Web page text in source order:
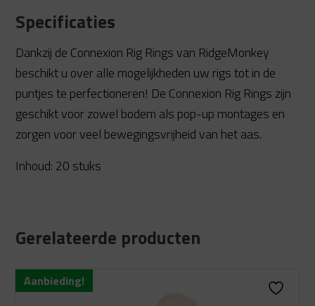
Specificaties
Dankzij de Connexion Rig Rings van RidgeMonkey
beschikt u over alle mogelijkheden uw rigs tot in de
puntjes te perfectioneren! De Connexion Rig Rings zijn
geschikt voor zowel bodem als pop-up montages en
zorgen voor veel bewegingsvrijheid van het aas.
Inhoud: 20 stuks
Gerelateerde producten
Aanbieding!